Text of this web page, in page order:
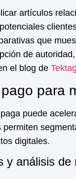
artículos
que
de
el blog de Tektag
para
puede
digitales.
y análisis de